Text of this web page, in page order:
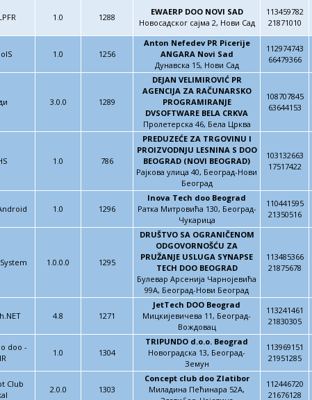
1.0 1288
EWAERP DOO NOVI SAD
Новосадског сајма 2, Нови Сад
113459782
21871010
1.0 1256
Anton Nefedev PR Picerije
ANGARA Novi Sad
Дунавска 15, Нови Сад
112974743
66479366
3.0.0 1289
DEJAN VELIMIROVIĆ PR
AGENCIJA ZA RAČUNARSKO
PROGRAMIRANJE
DVSOFTWARE BELA CRKVA
Пролетерска 46, Бела Црква
108707845
63644153
1.0 786
PREDUZEĆE ZA TRGOVINU I
PROIZVODNJU LESNINA S DOO
BEOGRAD (NOVI BEOGRAD)
Рајкова улица 40, Београд-Нови
Београд
103132663
17517422
1.0 1296
Inova Tech doo Beograd
Ратка Митровића 130, Београд-
Чукарица
110441595
21350516
1.0.0.0 1295
DRUŠTVO SA OGRANIČENOM
ODGOVORNOŠĆU ZA
PRUŽANJE USLUGA SYNAPSE
TECH DOO BEOGRAD
Булевар Арсенија Чарнојевића
99А, Београд-Нови Београд
113485366
21875678
4.8 1271
JetTech DOO Beograd
Мицкијевичева 11, Београд-
Вождовац
113241461
21830305
doo -
1.0 1304
TRIPUNDO d.o.o. Beograd
Новоградска 13, Београд-
Земун
113969151
21951285
Club
2.0.0 1303
Concept club doo Zlatibor
Миладина Пећинара 52А,
112446720
21676128